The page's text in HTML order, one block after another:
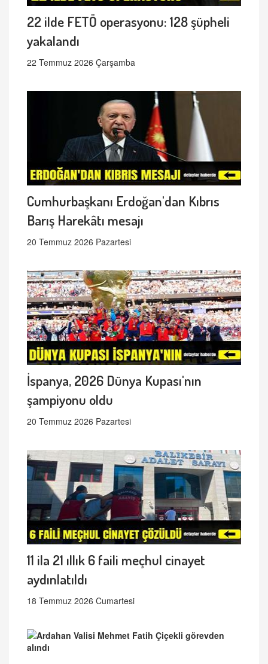
22 ilde FETÖ operasyonu: 128 şüpheli
yakalandı
22 Temmuz 2026 Çarşamba
Cumhurbaşkanı Erdoğan'dan Kıbrıs
Barış Harekâtı mesajı
20 Temmuz 2026 Pazartesi
İspanya, 2026 Dünya Kupası'nın
şampiyonu oldu
20 Temmuz 2026 Pazartesi
11 ila 21 ıllık 6 faili meçhul cinayet
aydınlatıldı
18 Temmuz 2026 Cumartesi